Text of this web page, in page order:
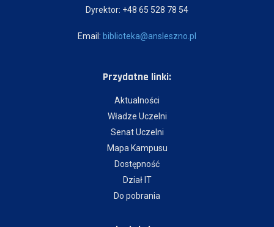
Dyrektor: +48 65 528 78 54
Email: biblioteka@ansleszno.pl
Przydatne linki:
Aktualności
Władze Uczelni
Senat Uczelni
Mapa Kampusu
Dostępność
Dział IT
Do pobrania